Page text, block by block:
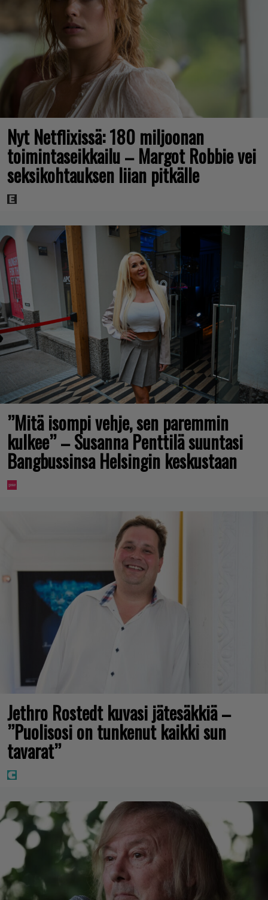
Nyt Netflixissä: 180 miljoonan
toimintaseikkailu – Margot Robbie vei
seksikohtauksen liian pitkälle
”Mitä isompi vehje, sen paremmin
kulkee” – Susanna Penttilä suuntasi
Bangbussinsa Helsingin keskustaan
Jethro Rostedt kuvasi jätesäkkiä –
”Puolisosi on tunkenut kaikki sun
tavarat”